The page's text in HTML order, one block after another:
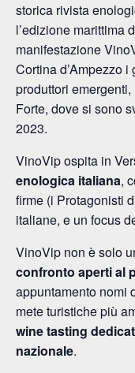
storica rivista
l’edizione marittima
manifestazione
Cortina d’Ampezzo
produttori
Forte, dove si sono
2023.
VinoVip ospita in
enologica italiana,
firme (i Protagonisti
italiane, e un focus
VinoVip non è solo
confronto aperti al
appuntamento nomi
mete turistiche più
wine tasting
nazionale.